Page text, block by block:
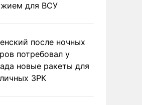
для ВСУ
после ночных
потребовал у
новые ракеты для
ЗРК